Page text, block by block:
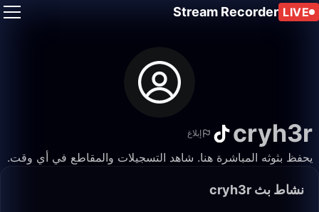
LIVE
Stream Recorder
cryh3r إبلاغ
يحفظ بثوثه المباشرة هنا. شاهد التسجيلات والمقاطع في أي وقت.
نشاط بث cryh3r